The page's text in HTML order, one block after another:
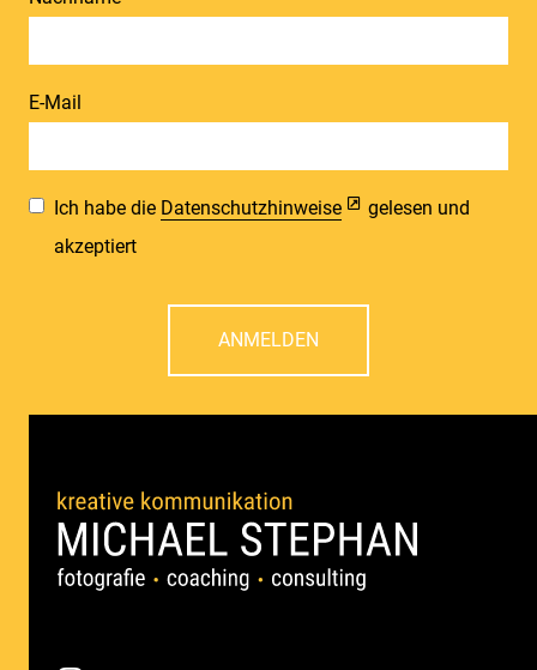
E-Mail
Ich habe die Datenschutzhinweise
gelesen und
akzeptiert
ANMELDEN